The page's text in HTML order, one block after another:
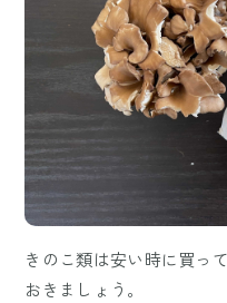
きのこ類は安い時に買っ
おきましょう。